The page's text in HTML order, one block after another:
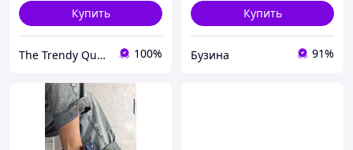
Купить
The Trendy Queen - інтернет-магазин 100%
Купить
Бузина 91%